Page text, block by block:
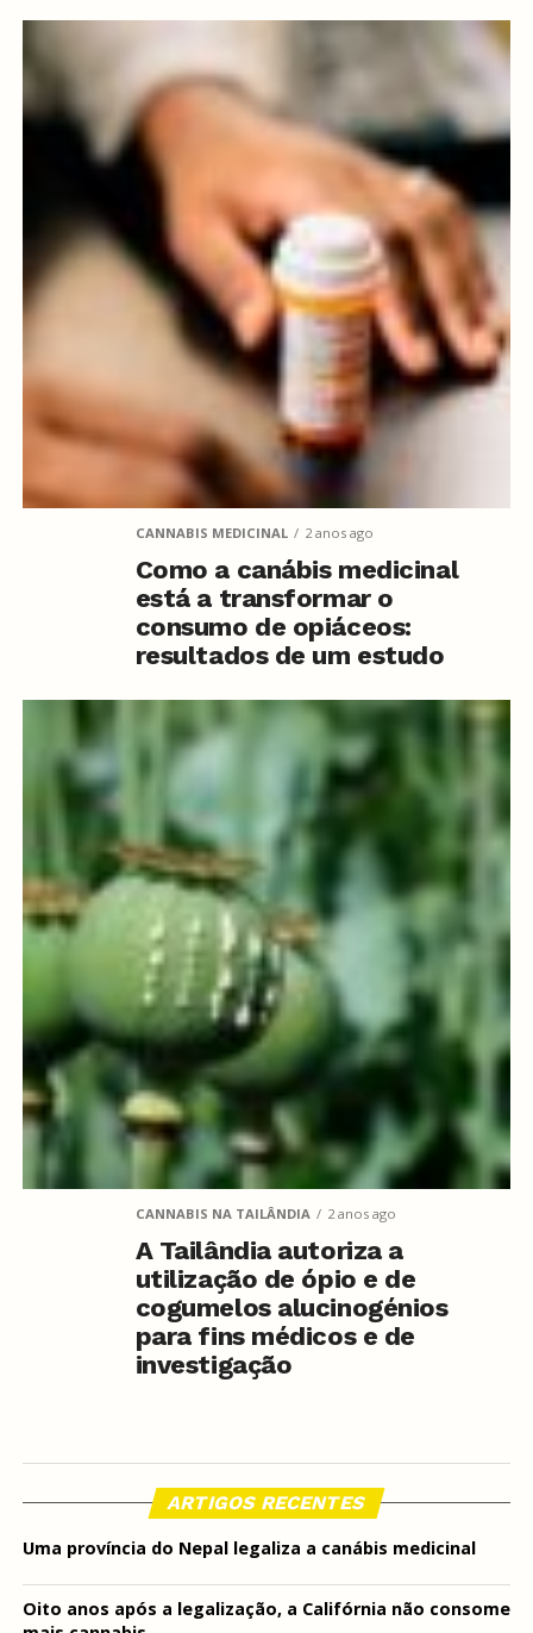
CANNABIS MEDICINAL 2 anos ago
Como a canábis medicinal
está a transformar o
consumo de opiáceos:
resultados de um estudo
CANNABIS NA TAILÂNDIA 2 anos ago
A Tailândia autoriza a
utilização de ópio e de
cogumelos alucinogénios
para fins médicos e de
investigação
ARTIGOS RECENTES
Uma província do Nepal legaliza a canábis medicinal
Oito anos após a legalização, a Califórnia não consome